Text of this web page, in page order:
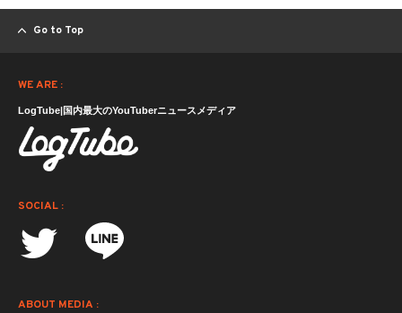
Go to Top
WE ARE :
LogTube|国内最大のYouTuberニュースメディア
SOCIAL :
ABOUT MEDIA :